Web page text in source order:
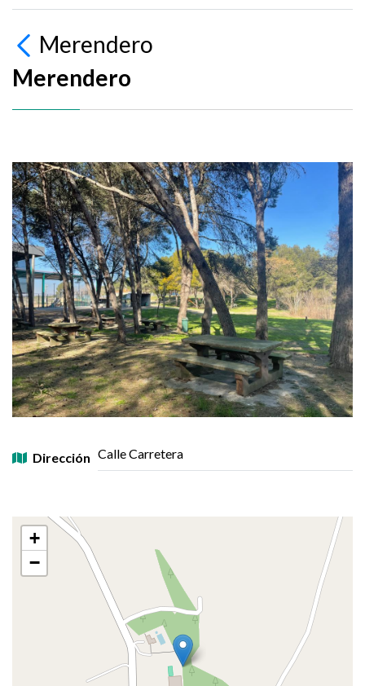
Merendero
Merendero
Dirección Calle Carretera
+
−